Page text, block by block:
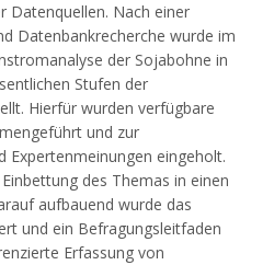
Datenquellen. Nach einer
Datenbankrecherche wurde im
der Sojabohne in
Stufen der
Hierfür wurden verfügbare
und zur
Expertenmeinungen eingeholt.
des Themas in einen
aufbauend wurde das
und ein Befragungsleitfaden
Erfassung von